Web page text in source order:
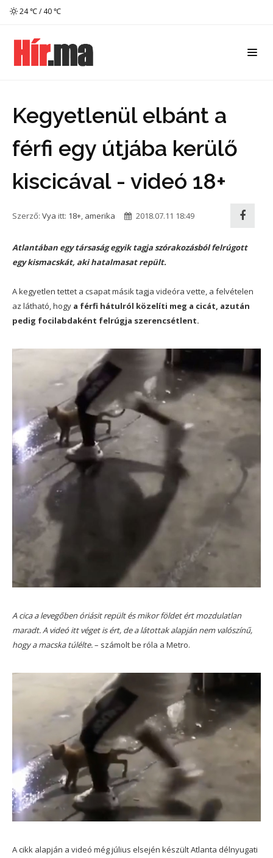
24 ℃ / 40 ℃
Kegyetlenül elbánt a
férfi egy útjába kerülő
kiscicával - videó 18+
Szerző: Vya itt: 18+, amerika 2018.07.11 18:49
Atlantában egy társaság egyik tagja szórakozásból felrúgott
egy kismacskát, aki hatalmasat repült.
A kegyetlen tettet a csapat másik tagja videóra vette, a felvételen
az látható, hogy a férfi hátulról közelíti meg a cicát, azután
pedig focilabdaként felrúgja szerencsétlent.
A cica a levegőben óriásit repült és mikor földet ért mozdulatlan
maradt. A videó itt véget is ért, de a látottak alapján nem valószínű,
hogy a macska túlélte.– számolt be róla a Metro.
A cikk alapján a videó még július elsején készült Atlanta délnyugati